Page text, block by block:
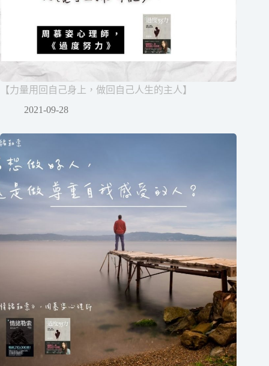
【力量用回自己身上，做回自己人生的主人】
2021-09-28